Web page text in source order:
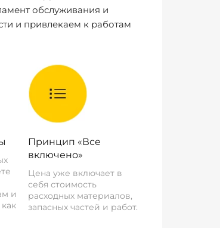
обслуживания и
и привлекаем к работам
и
Принцип «Все
включено»
Цена уже включает в
себя стоимость
расходных материалов,
запасных частей и работ.